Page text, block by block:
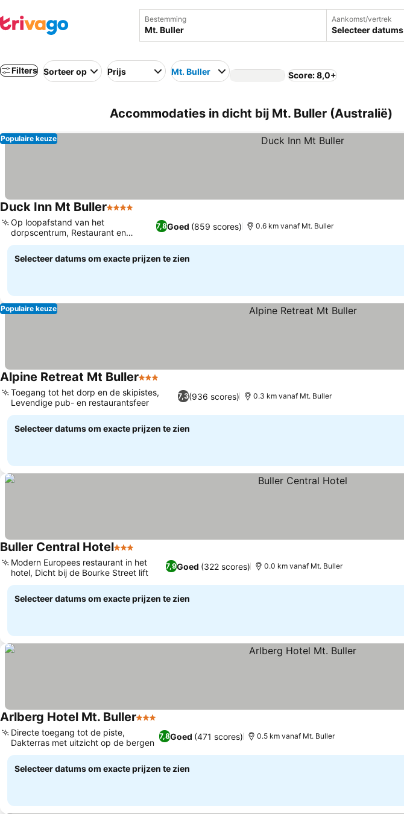
Bestemming Aankomst/vertrek
Selecteer datums
Filters Sorteer op Prijs Mt. Buller Score: 8,0+
Accommodaties in dicht bij Mt. Buller (Australië)
Populaire keuze
Duck Inn Mt Buller4 Sterren
7,8Goed (859 scores)
Op loopafstand van het
dorpscentrum, Restaurant en
loungebar
0.6 km vanaf Mt. Buller
Selecteer datums om exacte prijzen te zien
Populaire keuze
Alpine Retreat Mt Buller3 Sterren
7,3(936 scores)
Toegang tot het dorp en de skipistes,
Levendige pub- en restaurantsfeer
0.3 km vanaf Mt. Buller
Selecteer datums om exacte prijzen te zien
Buller Central Hotel3 Sterren
7,9Goed (322 scores)
Modern Europees restaurant in het
hotel, Dicht bij de Bourke Street lift
0.0 km vanaf Mt. Buller
Selecteer datums om exacte prijzen te zien
Arlberg Hotel Mt. Buller3 Sterren
7,8Goed (471 scores)
Directe toegang tot de piste,
Dakterras met uitzicht op de bergen
0.5 km vanaf Mt. Buller
Selecteer datums om exacte prijzen te zien